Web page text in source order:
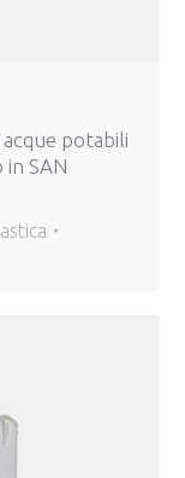
potabili
SAN